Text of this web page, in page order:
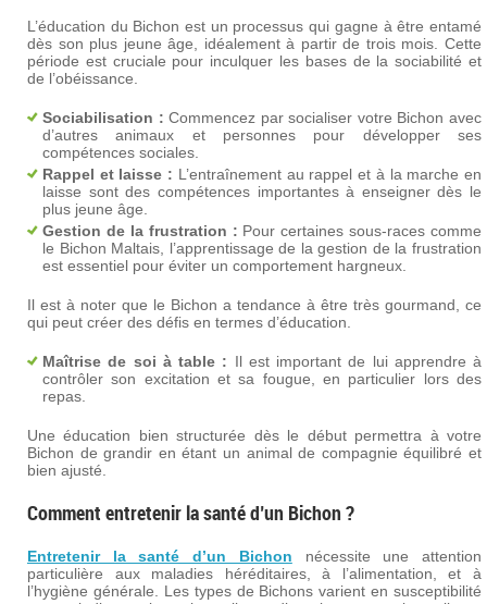
L’éducation du Bichon est un processus qui gagne à être entamé
dès son plus jeune âge, idéalement à partir de trois mois. Cette
période est cruciale pour inculquer les bases de la sociabilité et
de l’obéissance.
Sociabilisation : Commencez par socialiser votre Bichon avec
d’autres animaux et personnes pour développer ses
compétences sociales.
Rappel et laisse : L’entraînement au rappel et à la marche en
laisse sont des compétences importantes à enseigner dès le
plus jeune âge.
Gestion de la frustration : Pour certaines sous-races comme
le Bichon Maltais, l’apprentissage de la gestion de la frustration
est essentiel pour éviter un comportement hargneux.
Il est à noter que le Bichon a tendance à être très gourmand, ce
qui peut créer des défis en termes d’éducation.
Maîtrise de soi à table : Il est important de lui apprendre à
contrôler son excitation et sa fougue, en particulier lors des
repas.
Une éducation bien structurée dès le début permettra à votre
Bichon de grandir en étant un animal de compagnie équilibré et
bien ajusté.
Comment entretenir la santé d’un Bichon ?
Entretenir la santé d’un Bichon nécessite une attention
particulière aux maladies héréditaires, à l’alimentation, et à
l’hygiène générale. Les types de Bichons varient en susceptibilité